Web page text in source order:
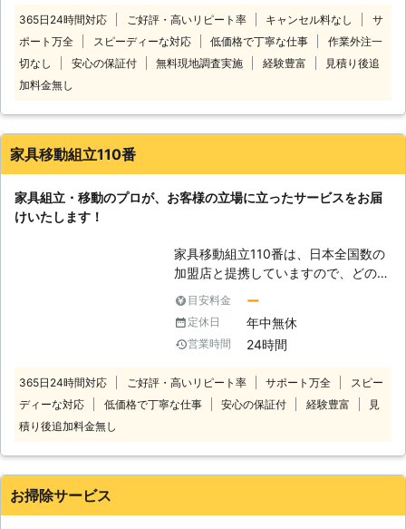
あるからです。当社スタッフは、周囲
の壁などに傷をつけないように細心の
注意を払って作業しますのでご安心く
は広島県の便利屋さんTASKALLにお
任せを！ 家具の組立で人手が必要な
とき、作業に慣れた人に丁寧な作業を
してほしいとき、ご依頼ください！家
とするサービスをご提案しているので
なったときにもお任せください。まず
はお問合せからお待ちしています。
365日24時間対応 ご好評・高いリピート率 キャンセル料なし
サ
ポート万全
スピーディーな対応 低価格で丁寧な仕事
作業外注一
切なし
安心の保証付 無料現地調査実施 経験豊富
見積り後追
加料金無し
家具移動組立110番
家具組立・移動のプロが、お客様の立場に立ったサービスをお届
けいたします！
家具移動組立110番は、日本全国数の
加盟店と提携していますので、どの地
方にお住まいのお客様でも迅速に対応
いたします。 コールセンターでは24
時間365日年中無休でお電話を受け付
けています。 深夜でも早朝でもお客
話ください。 コールセンターのスタ
ッフがお客様のお悩みをお聞きしま
ほしい」 「説明書を見ても家具の組
り、お悩みのお客様はぜひ家具移動組
目安料金 ー
定休日 年中無休
営業時間 24時間
365日24時間対応 ご好評・高いリピート率 サポート万全
スピー
ディーな対応
低価格で丁寧な仕事 安心の保証付 経験豊富
見
積り後追加料金無し
お掃除サービス